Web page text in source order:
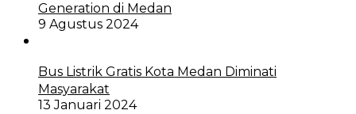
Generation di Medan
9 Agustus 2024
Bus Listrik Gratis Kota Medan Diminati
Masyarakat
13 Januari 2024